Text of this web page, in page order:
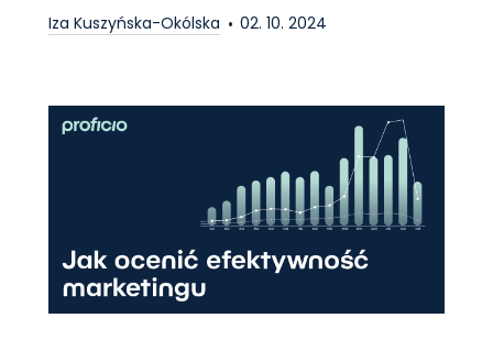
Iza Kuszyńska-Okólska 02. 10. 2024